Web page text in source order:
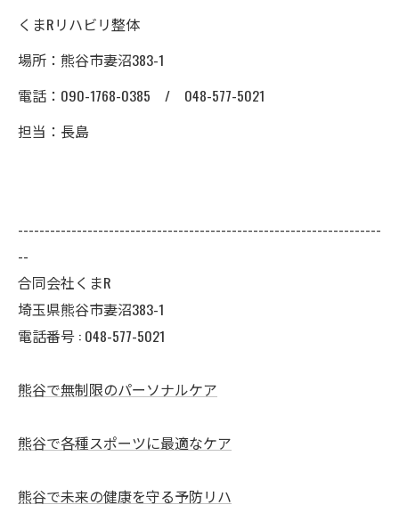
くまRリハビリ整体
場所：熊谷市妻沼383-1
電話：090-1768-0385 / 048-577-5021
担当：長島
--------------------------------------------------------------------
--
合同会社くまR
埼玉県熊谷市妻沼383-1
電話番号 : 048-577-5021
熊谷で無制限のパーソナルケア
熊谷で各種スポーツに最適なケア
熊谷で未来の健康を守る予防リハ